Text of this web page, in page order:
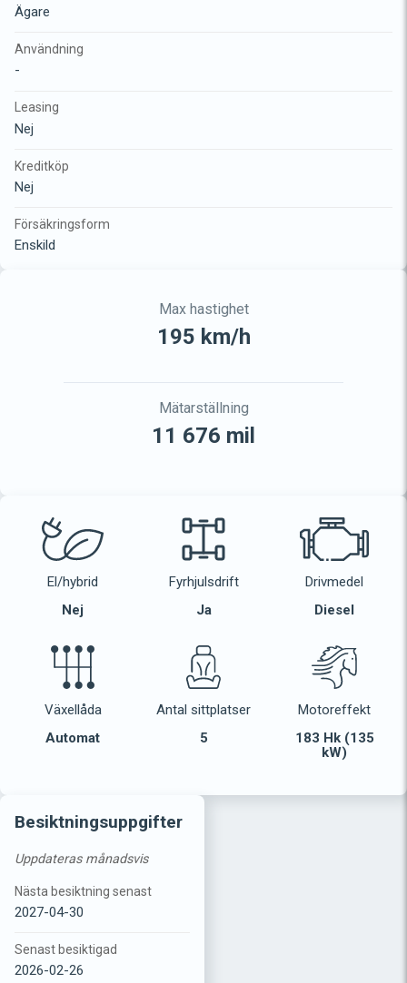
Ägare
Användning
-
Leasing
Nej
Kreditköp
Nej
Försäkringsform
Enskild
Max hastighet
195 km/h
Mätarställning
11 676 mil
El/hybrid
Nej
Fyrhjulsdrift
Ja
Drivmedel
Diesel
Växellåda
Automat
Antal sittplatser
5
Motoreffekt
183 Hk (135
kW)
Besiktningsuppgifter
Uppdateras månadsvis
Nästa besiktning senast
2027-04-30
Senast besiktigad
2026-02-26